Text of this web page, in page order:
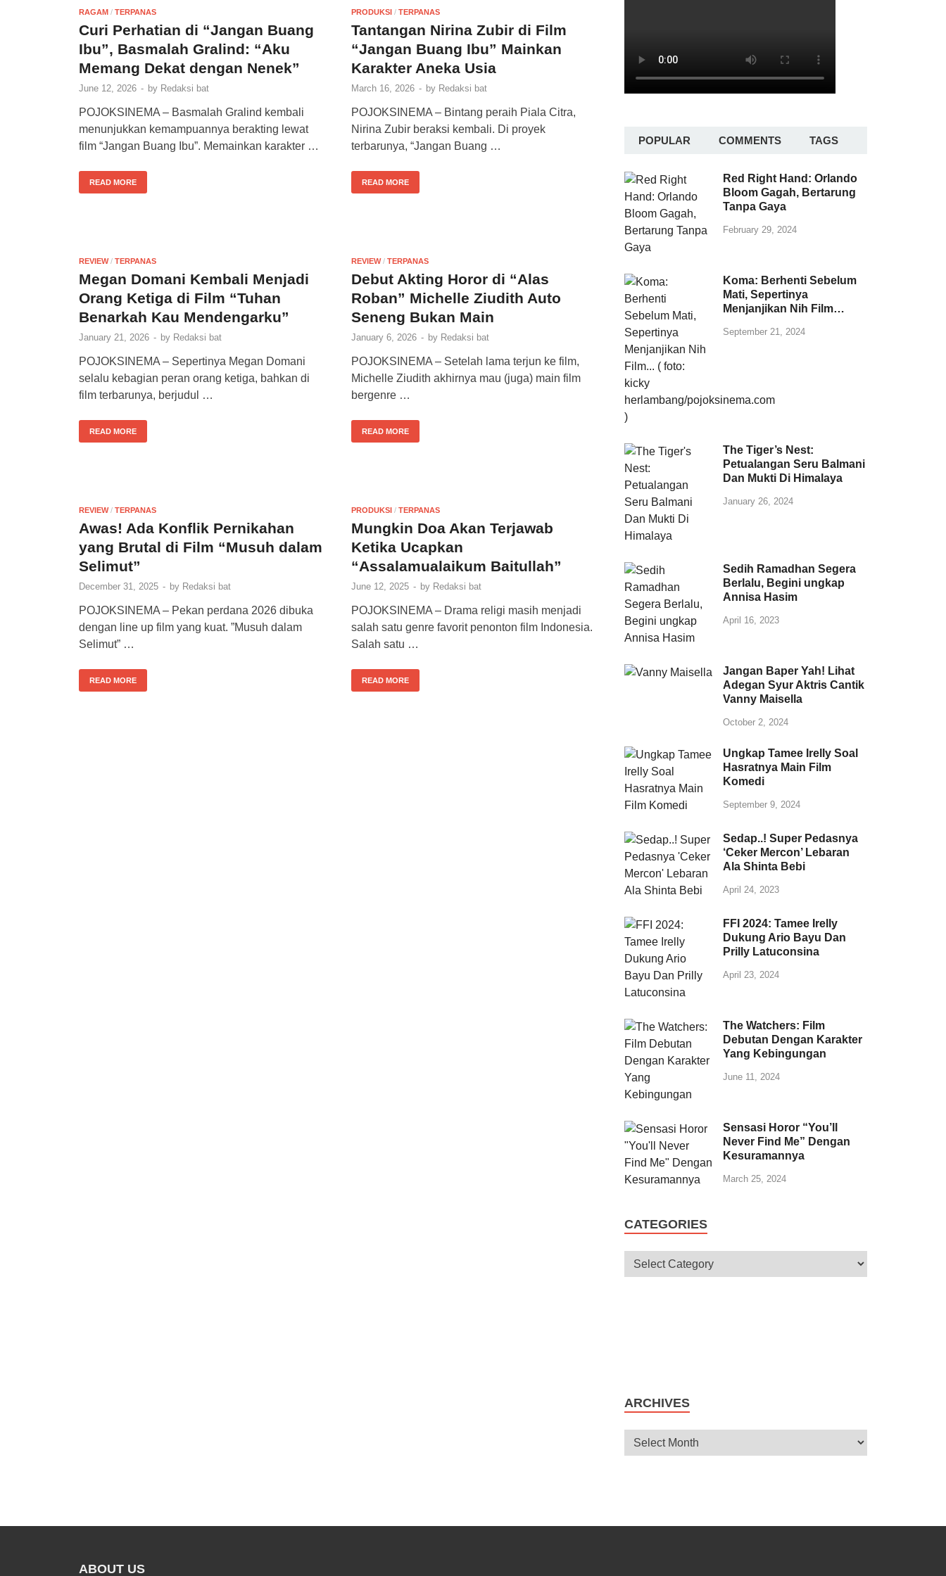
RAGAM / TERPANAS
Curi Perhatian di “Jangan Buang
Ibu”, Basmalah Gralind: “Aku
Memang Dekat dengan Nenek”
June 12, 2026 - by Redaksi bat
POJOKSINEMA – Basmalah Gralind kembali
menunjukkan kemampuannya berakting lewat
film “Jangan Buang Ibu”. Memainkan karakter …
READ MORE
PRODUKSI / TERPANAS
Tantangan Nirina Zubir di Film
“Jangan Buang Ibu” Mainkan
Karakter Aneka Usia
March 16, 2026 - by Redaksi bat
POJOKSINEMA – Bintang peraih Piala Citra,
Nirina Zubir beraksi kembali. Di proyek
terbarunya, “Jangan Buang …
READ MORE
REVIEW/ TERPANAS
Megan Domani Kembali Menjadi
Orang Ketiga di Film “Tuhan
Benarkah Kau Mendengarku”
January 21, 2026 - by Redaksi bat
POJOKSINEMA – Sepertinya Megan Domani
selalu kebagian peran orang ketiga, bahkan di
film terbarunya, berjudul …
READ MORE
REVIEW/ TERPANAS
Debut Akting Horor di “Alas
Roban” Michelle Ziudith Auto
Seneng Bukan Main
January 6, 2026 - by Redaksi bat
POJOKSINEMA – Setelah lama terjun ke film,
Michelle Ziudith akhirnya mau (juga) main film
bergenre …
READ MORE
REVIEW/ TERPANAS
Awas! Ada Konflik Pernikahan
yang Brutal di Film “Musuh dalam
Selimut”
December 31, 2025 - by Redaksi bat
POJOKSINEMA – Pekan perdana 2026 dibuka
dengan line up film yang kuat. ”Musuh dalam
Selimut” …
READ MORE
PRODUKSI / TERPANAS
Mungkin Doa Akan Terjawab
Ketika Ucapkan
“Assalamualaikum Baitullah”
June 12, 2025 - by Redaksi bat
POJOKSINEMA – Drama religi masih menjadi
salah satu genre favorit penonton film Indonesia.
Salah satu …
READ MORE
POPULAR COMMENTS TAGS
Red Right Hand: Orlando
Bloom Gagah, Bertarung
Tanpa Gaya
February 29, 2024
Koma: Berhenti Sebelum
Mati, Sepertinya
Menjanjikan Nih Film…
September 21, 2024
The Tiger’s Nest:
Petualangan Seru Balmani
Dan Mukti Di Himalaya
January 26, 2024
Sedih Ramadhan Segera
Berlalu, Begini ungkap
Annisa Hasim
April 16, 2023
Jangan Baper Yah! Lihat
Adegan Syur Aktris Cantik
Vanny Maisella
October 2, 2024
Ungkap Tamee Irelly Soal
Hasratnya Main Film
Komedi
September 9, 2024
Sedap..! Super Pedasnya
‘Ceker Mercon’ Lebaran
Ala Shinta Bebi
April 24, 2023
FFI 2024: Tamee Irelly
Dukung Ario Bayu Dan
Prilly Latuconsina
April 23, 2024
The Watchers: Film
Debutan Dengan Karakter
Yang Kebingungan
June 11, 2024
Sensasi Horor “You’ll
Never Find Me” Dengan
Kesuramannya
March 25, 2024
CATEGORIES
ARCHIVES
ABOUT US